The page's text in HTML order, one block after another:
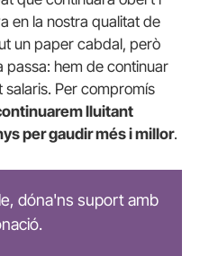
en la nostra qualitat de
un paper cabdal, però
passa: hem de continuar
Per compromís
lluitant
per gaudir més i millor.
dóna'ns suport amb